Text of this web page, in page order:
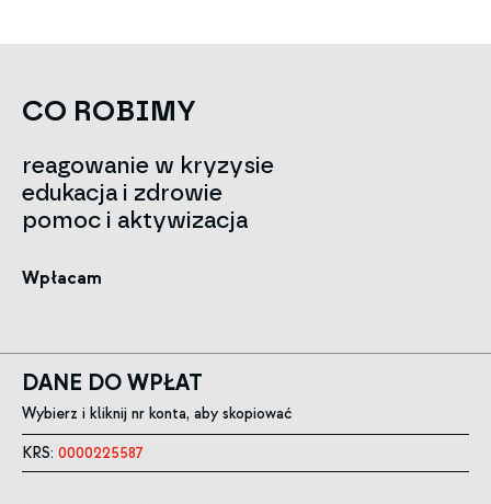
CO ROBIMY
reagowanie w kryzysie
edukacja i zdrowie
pomoc i aktywizacja
Wpłacam
DANE DO WPŁAT
Wybierz i kliknij nr konta, aby skopiować
KRS: 0000225587